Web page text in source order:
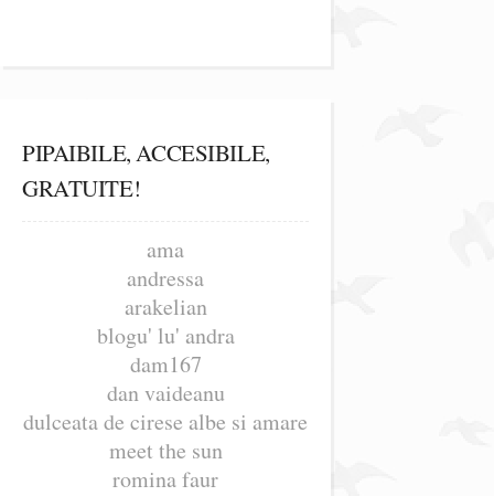
PIPAIBILE, ACCESIBILE,
GRATUITE!
ama
andressa
arakelian
blogu' lu' andra
dam167
dan vaideanu
dulceata de cirese albe si amare
meet the sun
romina faur